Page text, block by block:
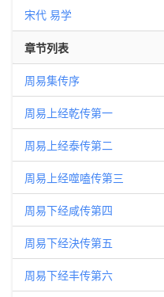
宋代 易学
章节列表
周易集传序
周易上经乾传第一
周易上经泰传第二
周易上经噬嗑传第三
周易下经咸传第四
周易下经決传第五
周易下经丰传第六